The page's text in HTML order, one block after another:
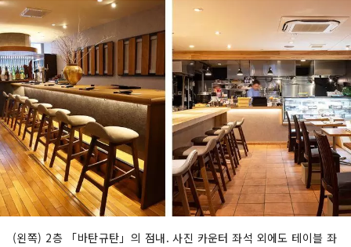
(왼쪽) 2층 「바탄규탄」의 점내. 사진 카운터 좌석 외에도 테이블 좌